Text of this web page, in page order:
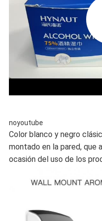
noyoutube
Color blanco y negro
montado en la pared, que
ocasión del uso de los